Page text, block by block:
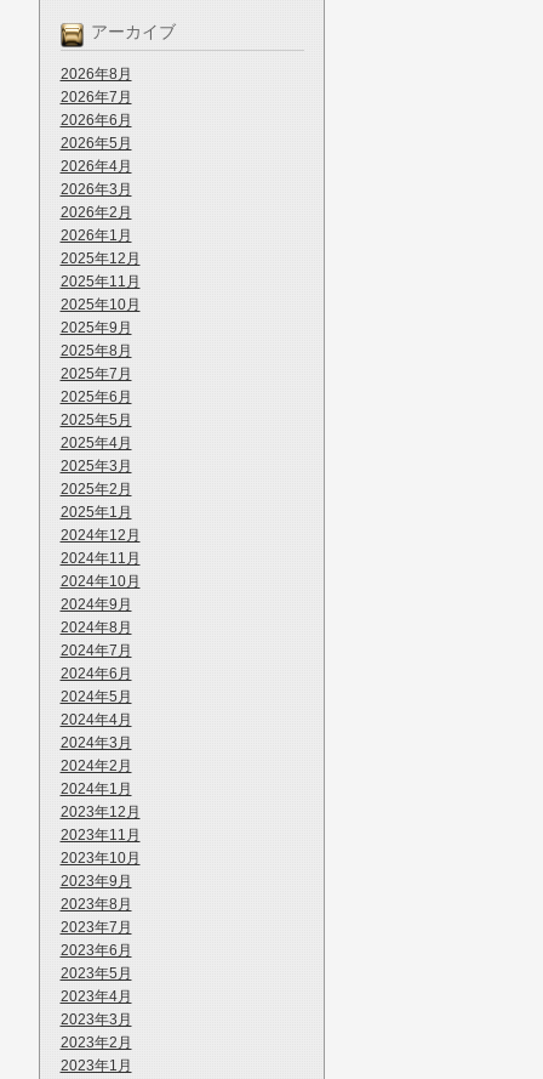
アーカイブ
2026年8月
2026年7月
2026年6月
2026年5月
2026年4月
2026年3月
2026年2月
2026年1月
2025年12月
2025年11月
2025年10月
2025年9月
2025年8月
2025年7月
2025年6月
2025年5月
2025年4月
2025年3月
2025年2月
2025年1月
2024年12月
2024年11月
2024年10月
2024年9月
2024年8月
2024年7月
2024年6月
2024年5月
2024年4月
2024年3月
2024年2月
2024年1月
2023年12月
2023年11月
2023年10月
2023年9月
2023年8月
2023年7月
2023年6月
2023年5月
2023年4月
2023年3月
2023年2月
2023年1月